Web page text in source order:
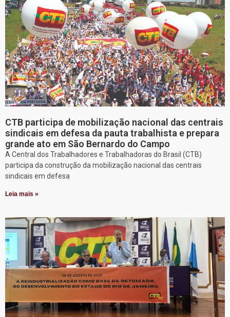
CTB participa de mobilização nacional das centrais
sindicais em defesa da pauta trabalhista e prepara
grande ato em São Bernardo do Campo
A Central dos Trabalhadores e Trabalhadoras do Brasil (CTB)
participa da construção da mobilização nacional das centrais
sindicais em defesa
Leia mais »